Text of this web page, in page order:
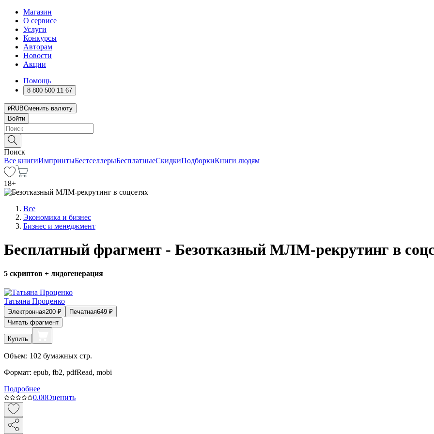
Магазин
О сервисе
Услуги
Конкурсы
Авторам
Новости
Акции
Помощь
8 800 500 11 67
RUBСменить валюту
Войти
Поиск
Все книгиИмпринтыБестселлерыБесплатныеСкидкиПодборкиКниги людям
18+
Все
Экономика и бизнес
Бизнес и менеджмент
Бесплатный фрагмент - Безотказный МЛМ-рекрутинг в
5 скриптов + лидогенерация
Татьяна Проценко
Электронная200 ₽ Печатная649 ₽
Читать фрагмент
Купить
Объем: 102 бумажных стр.
Формат: epub, fb2, pdfRead, mobi
Подробнее
0.00Оценить